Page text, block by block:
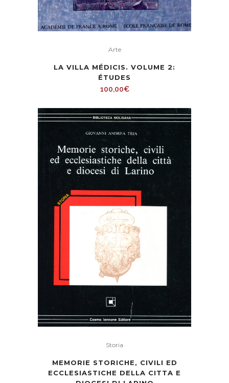
Arte
LA VILLA MÉDICIS. VOLUME 2:
ÉTUDES
100,00€
Storia
MEMORIE STORICHE, CIVILI ED
ECCLESIASTICHE DELLA CITTA E